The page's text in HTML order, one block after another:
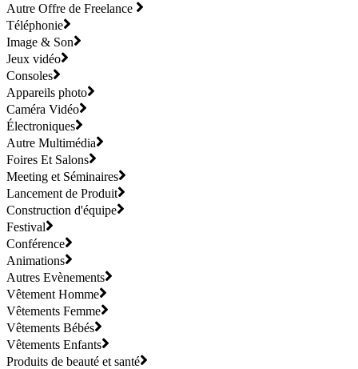
Autre Offre de Freelance
Téléphonie
Image & Son
Jeux vidéo
Consoles
Appareils photo
Caméra Vidéo
Électroniques
Autre Multimédia
Foires Et Salons
Meeting et Séminaires
Lancement de Produit
Construction d'équipe
Festival
Conférence
Animations
Autres Evènements
Vêtement Homme
Vêtements Femme
Vêtements Bébés
Vêtements Enfants
Produits de beauté et santé